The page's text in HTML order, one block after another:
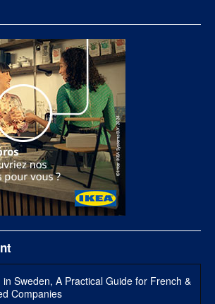
in Sweden, A Practical Guide for French &
Companies